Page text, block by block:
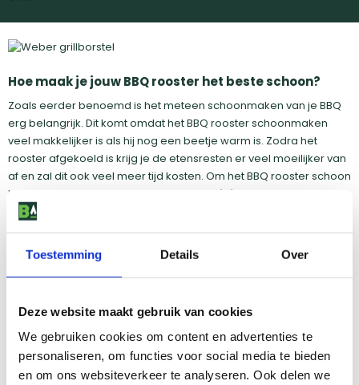
Toestemming Details Over
Deze website maakt gebruik van cookies
We gebruiken cookies om content en advertenties te
personaliseren, om functies voor social media te bieden
en om ons websiteverkeer te analyseren. Ook delen we
Hoe maak je jouw BBQ rooster het beste schoon?
Zoals eerder benoemd is het meteen schoonmaken van je BBQ
erg belangrijk. Dit komt omdat het BBQ rooster schoonmaken
veel makkelijker is als hij nog een beetje warm is. Zodra het
rooster afgekoeld is krijg je de etensresten er veel moeilijker van
af en zal dit ook veel meer tijd kosten. Om het BBQ rooster schoon
te maken kun je een speciale
roosterreiniger
deze kort in laten trekken. Hierna kun je het vuil eenvoudig
verwijderen met eenspons of borstel.
Een houtskool BBQ schoonmaken
Naast je rooster moet de rest van je barbecue ook schoon